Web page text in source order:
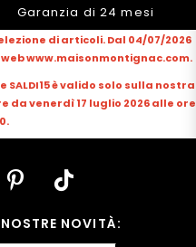
Garanzia di 24 mesi
di articoli. Dal 04/07/2026
www.maisonmontignac.com.
SALDI15 è valido solo sulla nostra
venerdì 17 luglio 2026 alle ore
NOVITÀ: